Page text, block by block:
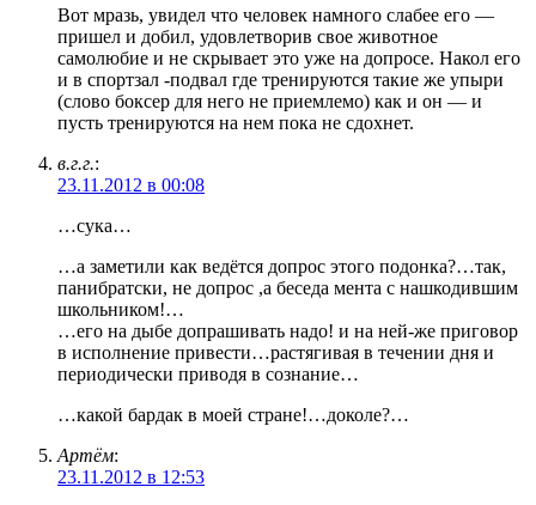
Вот мразь, увидел что человек намного слабее его —
пришел и добил, удовлетворив свое животное
самолюбие и не скрывает это уже на допросе. Накол его
и в спортзал -подвал где тренируются такие же упыри
(слово боксер для него не приемлемо) как и он — и
пусть тренируются на нем пока не сдохнет.
в.г.г.:
23.11.2012 в 00:08
…сука…
…а заметили как ведётся допрос этого подонка?…так,
панибратски, не допрос ,а беседа мента с нашкодившим
школьником!…
…его на дыбе допрашивать надо! и на ней-же приговор
в исполнение привести…растягивая в течении дня и
периодически приводя в сознание…
…какой бардак в моей стране!…доколе?…
Артём:
23.11.2012 в 12:53